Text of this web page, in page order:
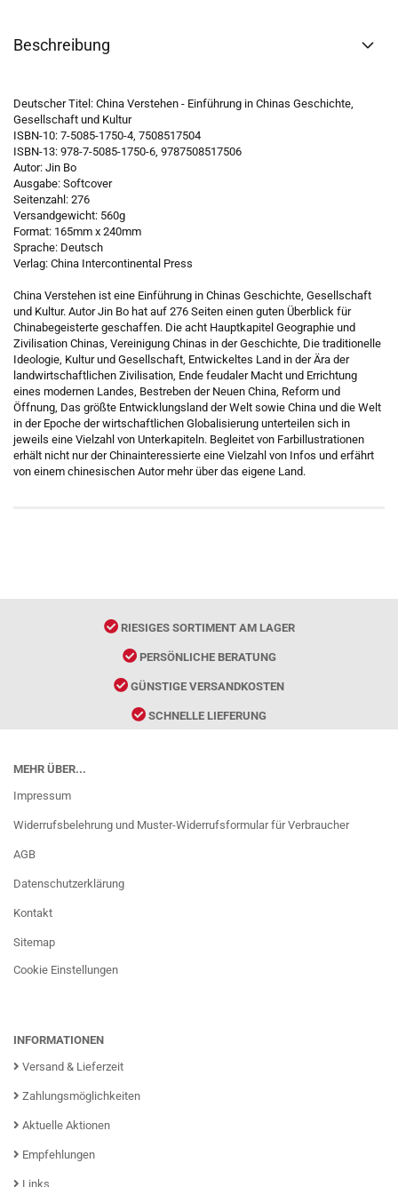
Beschreibung
Deutscher Titel: China Verstehen - Einführung in Chinas Geschichte,
Gesellschaft und Kultur
ISBN-10: 7-5085-1750-4, 7508517504
ISBN-13: 978-7-5085-1750-6, 9787508517506
Autor: Jin Bo
Ausgabe: Softcover
Seitenzahl: 276
Versandgewicht: 560g
Format: 165mm x 240mm
Sprache: Deutsch
Verlag: China Intercontinental Press
China Verstehen ist eine Einführung in Chinas Geschichte, Gesellschaft
und Kultur. Autor Jin Bo hat auf 276 Seiten einen guten Überblick für
Chinabegeisterte geschaffen. Die acht Hauptkapitel Geographie und
Zivilisation Chinas, Vereinigung Chinas in der Geschichte, Die traditionelle
Ideologie, Kultur und Gesellschaft, Entwickeltes Land in der Ära der
landwirtschaftlichen Zivilisation, Ende feudaler Macht und Errichtung
eines modernen Landes, Bestreben der Neuen China, Reform und
Öffnung, Das größte Entwicklungsland der Welt sowie China und die Welt
in der Epoche der wirtschaftlichen Globalisierung unterteilen sich in
jeweils eine Vielzahl von Unterkapiteln. Begleitet von Farbillustrationen
erhält nicht nur der Chinainteressierte eine Vielzahl von Infos und erfährt
von einem chinesischen Autor mehr über das eigene Land.
RIESIGES SORTIMENT AM LAGER
PERSÖNLICHE BERATUNG
GÜNSTIGE VERSANDKOSTEN
SCHNELLE LIEFERUNG
MEHR ÜBER...
Impressum
Widerrufsbelehrung und Muster-Widerrufsformular für Verbraucher
AGB
Datenschutzerklärung
Kontakt
Sitemap
Cookie Einstellungen
INFORMATIONEN
Versand & Lieferzeit
Zahlungsmöglichkeiten
Aktuelle Aktionen
Empfehlungen
Links